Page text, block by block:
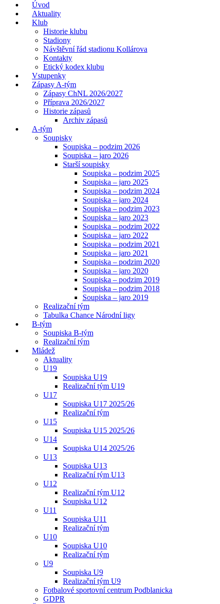
Úvod
Aktuality
Klub
Historie klubu
Stadiony
Návštěvní řád stadionu Kollárova
Kontakty
Etický kodex klubu
Vstupenky
Zápasy A-tým
Zápasy ChNL 2026/2027
Příprava 2026/2027
Historie zápasů
Archiv zápasů
A-tým
Soupisky
Soupiska – podzim 2026
Soupiska – jaro 2026
Starší soupisky
Soupiska – podzim 2025
Soupiska – jaro 2025
Soupiska – podzim 2024
Soupiska – jaro 2024
Soupiska – podzim 2023
Soupiska – jaro 2023
Soupiska – podzim 2022
Soupiska – jaro 2022
Soupiska – podzim 2021
Soupiska – jaro 2021
Soupiska – podzim 2020
Soupiska – jaro 2020
Soupiska – podzim 2019
Soupiska – podzim 2018
Soupiska – jaro 2019
Realizační tým
Tabulka Chance Národní ligy
B-tým
Soupiska B-tým
Realizační tým
Mládež
Aktuality
U19
Soupiska U19
Realizační tým U19
U17
Soupiska U17 2025/26
Realizační tým
U15
Soupiska U15 2025/26
U14
Soupiska U14 2025/26
U13
Soupiska U13
Realizační tým U13
U12
Realizační tým U12
Soupiska U12
U11
Soupiska U11
Realizační tým
U10
Soupiska U10
Realizační tým
U9
Soupiska U9
Realizační tým U9
Fotbalové sportovní centrum Podblanicka
GDPR